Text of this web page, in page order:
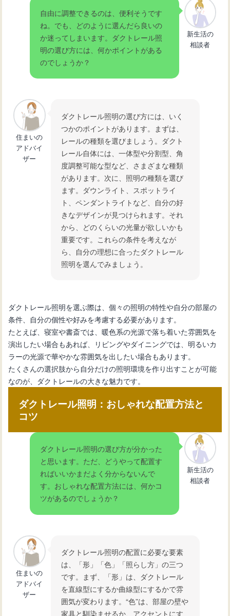
自由に調整できるのは、便利そうです
ね。でも、どのように選んだら良いの
か迷ってしまいます。ダクトレール照
明の選び方には、何かポイントがある
のでしょうか？
新生活の
相談者
住まいの
アドバイ
ザー
ダクトレール照明の選び方には、いく
つかのポイントがあります。まずは、
レールの種類を選びましょう。ダクト
レール自体には、一体型や分割型、角
度調整可能な型など、さまざまな種類
があります。次に、照明の種類を選び
ます。ダウンライト、スポットライ
ト、ペンダントライトなど、自分の好
きなデザインが見つけられます。それ
から、どのくらいの光量が欲しいかも
重要です。これらの条件を考えなが
ら、自分の理想に合ったダクトレール
照明を選んでみましょう。
ダクトレール照明を選ぶ際は、個々の照明の特性や自分の部屋の
条件、自分の個性や好みを考慮する必要があります。
たとえば、寝室や書斎では、暖色系の光源で落ち着いた雰囲気を
演出したい場合もあれば、リビングやダイニングでは、明るいカ
ラーの光源で華やかな雰囲気を出したい場合もあります。
たくさんの選択肢から自分だけの照明環境を作り出すことが可能
なのが、ダクトレールの大きな魅力です。
ダクトレール照明：おしゃれな配置方法と
コツ
ダクトレール照明の選び方が分かった
と思います。ただ、どうやって配置す
ればいいかまだよく分からないんで
す。おしゃれな配置方法には、何かコ
ツがあるのでしょうか？
新生活の
相談者
住まいの
アドバイ
ザー
ダクトレール照明の配置に必要な要素
は、「形」「色」「照らし方」の三つ
です。まず、「形」は、ダクトレール
を直線型にするか曲線型にするかで雰
囲気が変わります。“色”は、部屋の壁や
家具と馴染ませるか、アクセントにす